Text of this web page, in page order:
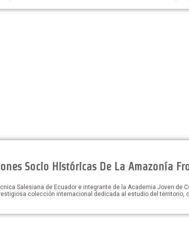
Socio Históricas De La Amazonía
Salesiana de Ecuador e integrante de la Academia Joven
colección internacional dedicada al estudio del